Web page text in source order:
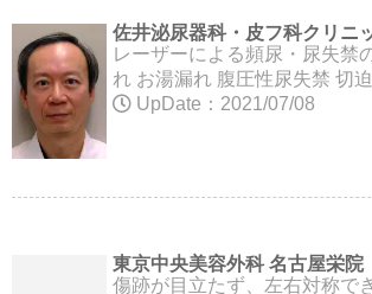
佐井泌尿器科・皮フ科クリニ
レーザーによる頻尿・尿失禁
れ お湯漏れ 腹圧性尿失禁 切
UpDate：2021/07/08
東京中央美容外科 名古屋栄院
傷跡が目立たず、左右対称で